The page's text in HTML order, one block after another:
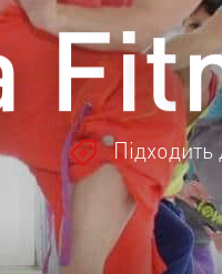
Підходить